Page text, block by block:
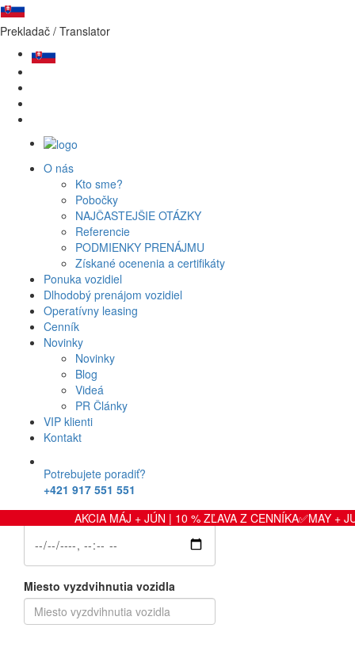
Prekladač / Translator
O nás
Kto sme?
Pobočky
NAJČASTEJŠIE OTÁZKY
Referencie
PODMIENKY PRENÁJMU
Získané ocenenia a certifikáty
Ponuka vozidiel
Dlhodobý prenájom vozidiel
Operatívny leasing
Cenník
Novinky
Novinky
Blog
Videá
PR Články
VIP klienti
Kontakt
Potrebujete poradiť?
+421 917 551 551
AKCIA MÁJ + JÚN | 10 % ZĽAVA Z CENNÍKA✅MAY +
Rezervuj si svoje auto v
celom SR a zahraničí.
AutopožičovňaMk Car s.r.opatrí medzi
najprofesionálnejšieautopožičovne na Slovensku.
V súčasnosti máme k dispozícií 150 vozidiel na prenájom.
Vyhľadávať
Kategória vozidla
Dátum od
Dátum do
Miesto vyzdvihnutia vozidla